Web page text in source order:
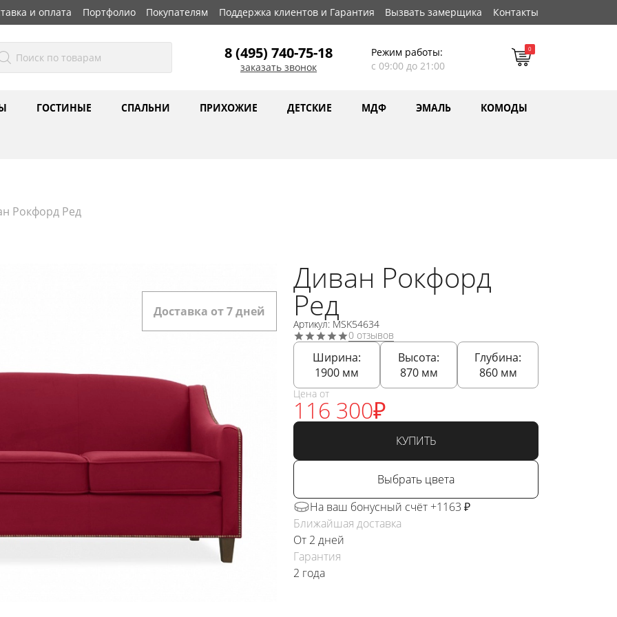
и оплата Портфолио Покупателям Поддержка клиентов и Гарантия Вызвать замерщика Контакты
8 (495) 740-75-18
заказать звонок
Режим работы:
с 09:00 до 21:00
0
ГОСТИНЫЕ СПАЛЬНИ ПРИХОЖИЕ ДЕТСКИЕ МДФ ЭМАЛЬ КОМОДЫ
Рокфорд Ред
Доставка от 7 дней
Диван Рокфорд
Ред
Артикул: MSK54634
0 отзывов
Ширина:
1900 мм
Высота:
870мм
Глубина:
860мм
Цена от
116 300₽
КУПИТЬ
Выбрать цвета
На ваш бонусный счёт +1163 ₽
Ближайшая доставка
От 2 дней
Гарантия
2 года